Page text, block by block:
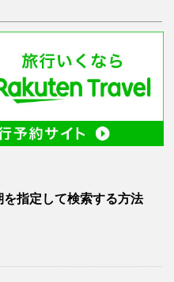
指定して検索する方法